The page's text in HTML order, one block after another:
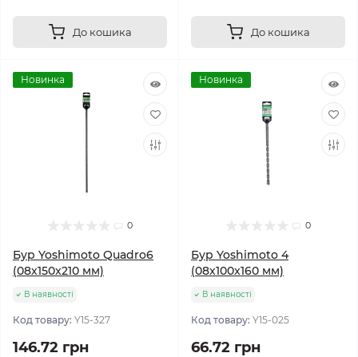
До кошика До кошика
Новинка
0
Бур Yoshimoto Quadro6
(08х150x210 мм)
В наявності
Код товару: Y15-327
146.72 грн
Новинка
0
Бур Yoshimoto 4
(08х100x160 мм)
В наявності
Код товару: Y15-025
66.72 грн